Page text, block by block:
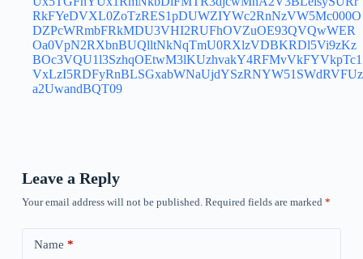
RkFYeDVXL0ZoTzRES1pDUWZIYWc2RnNzVW5Mc000O
DZPcWRmbFRkMDU3VHI2RUFhOVZuOE93QVQwWER
Oa0VpN2RXbnBUQlltNkNqTmU0RXlzVDBKRDl5Vi9zKz
BOc3VQU1l3SzhqOEtwM3lKUzhvakY4RFMvVkFYVkpTc1
VxLzI5RDFyRnBLSGxabWNaUjdYSzRNYW51SWdRVFUz
a2UwandBQT09
Leave a Reply
Your email address will not be published. Required fields are marked *
Name *